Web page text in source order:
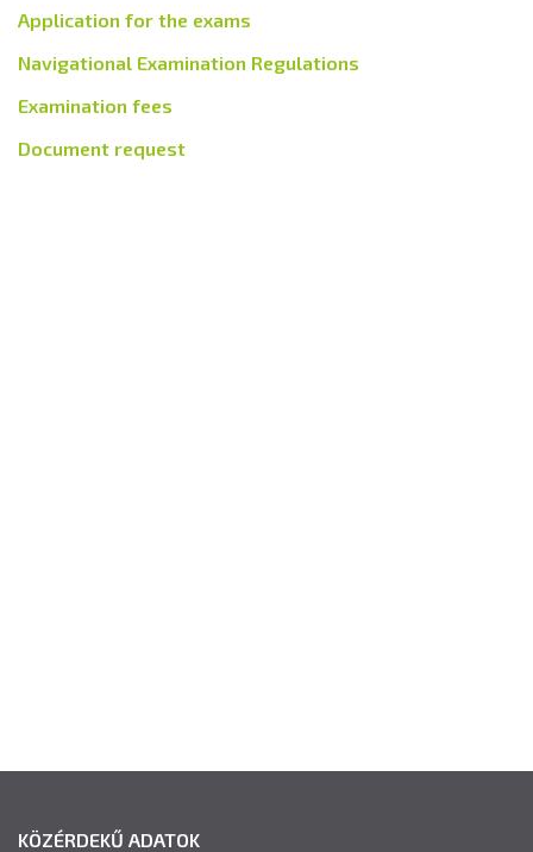
Application for the exams
Navigational Examination Regulations
Examination fees
Document request
KÖZÉRDEKŰ ADATOK